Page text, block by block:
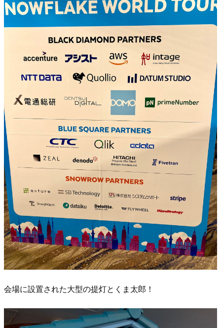
会場に設置された大型の提灯とくま太郎！